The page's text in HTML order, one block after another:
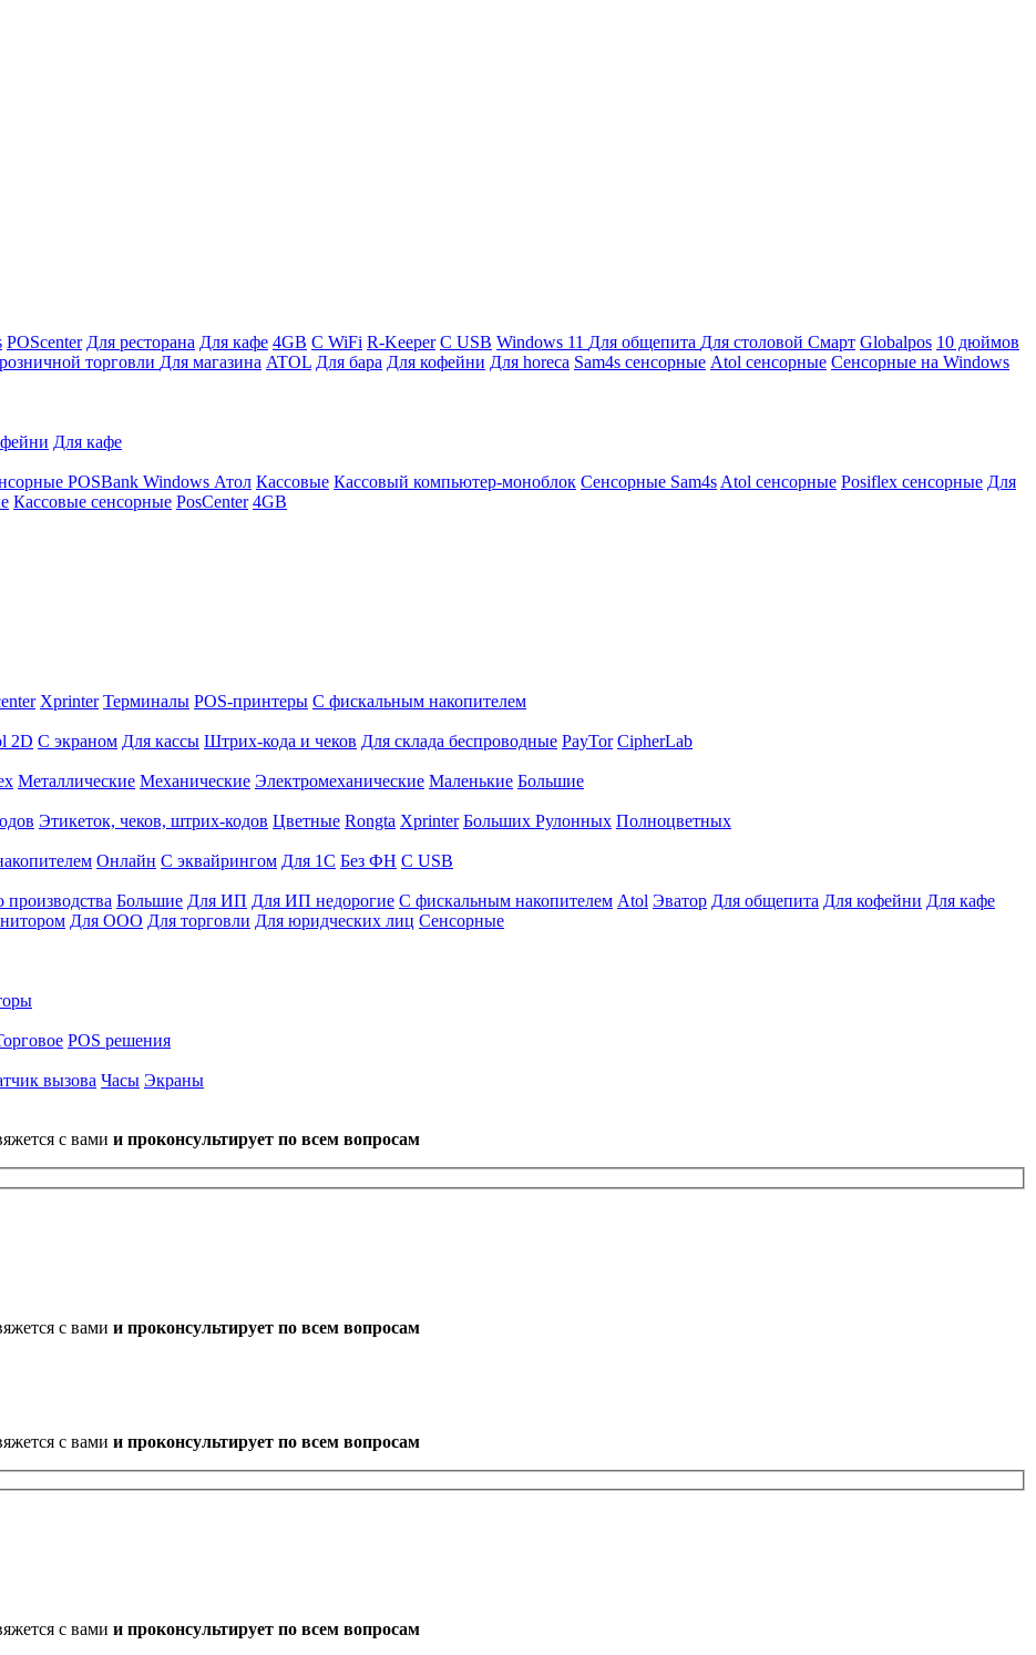
POScenter Для ресторана Для кафе 4GB С WiFi R-Keeper С USB Windows 11 Для общепита Для столовой Смарт Globalpos 10 дюймов
торговли Для магазина ATOL Для бара Для кофейни Для horeca Sam4s сенсорные Atol сенсорные Сенсорные на Windows
Для кафе
POSBank Windows Атол Кассовые Кассовый компьютер-моноблок Сенсорные Sam4s Atol сенсорные Posiflex сенсорные Для
Кассовые сенсорные PosCenter 4GB
Xprinter Терминалы POS-принтеры С фискальным накопителем
2D С экраном Для кассы Штрих-кода и чеков Для склада беспроводные PayTor CipherLab
Металлические Механические Электромеханические Маленькие Большие
Этикеток, чеков, штрих-кодов Цветные Rongta Xprinter Больших Рулонных Полноцветных
Онлайн С эквайрингом Для 1С Без ФН С USB
производства Большие Для ИП Для ИП недорогие С фискальным накопителем Atol Эватор Для общепита Для кофейни Для кафе
Для ООО Для торговли Для юридческих лиц Сенсорные
POS решения
вызова Часы Экраны
с вами и проконсультирует по всем вопросам
с вами и проконсультирует по всем вопросам
с вами и проконсультирует по всем вопросам
с вами и проконсультирует по всем вопросам